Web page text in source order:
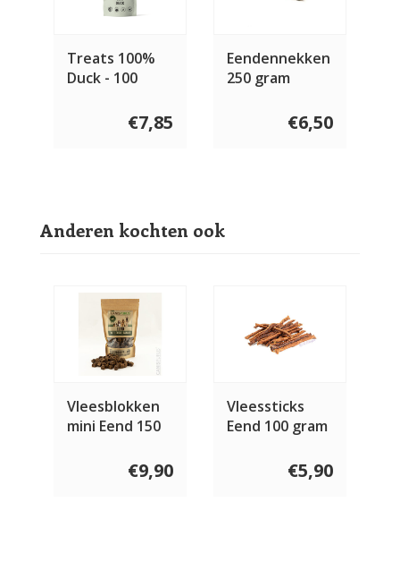
Treats 100%
Duck - 100
€7,85
Eendennekken
250 gram
€6,50
Anderen kochten ook
Vleesblokken
mini Eend 150
€9,90
Vleessticks
Eend 100 gram
€5,90